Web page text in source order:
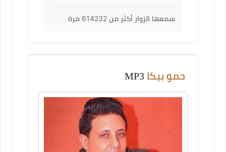
سمعها الزوار أكثر من 614232 مرة
حمو بيكا